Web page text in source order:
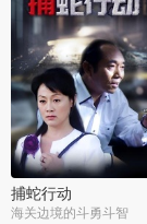
捕蛇行动
海关边境的斗勇斗智